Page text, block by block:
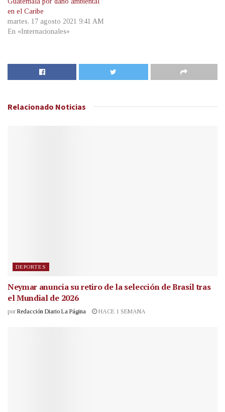
en el Caribe
martes, 17 agosto 2021 9:41 AM
En «Internacionales»
Relacionado Noticias
DEPORTES
Neymar anuncia su retiro de la selección de Brasil tras
el Mundial de 2026
por Redacción Diario La Página HACE 1 SEMANA